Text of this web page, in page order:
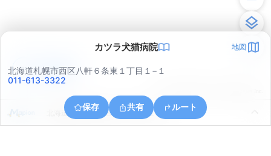
カツラ犬猫病院 地図
北海道札幌市西区八軒６条東１丁目１−１
011-613-3322
保存 共有 ルート
北海道札幌市中央区北１１条西１４丁目１
アプリで見る